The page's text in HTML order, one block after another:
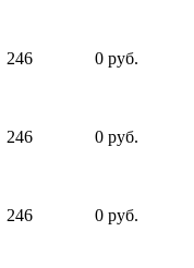
246 0 руб.
246 0 руб.
246 0 руб.